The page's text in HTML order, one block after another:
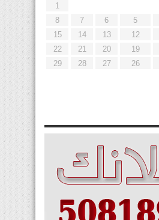
1
5
6
7
8
12
13
14
15
19
20
21
22
26
27
28
29